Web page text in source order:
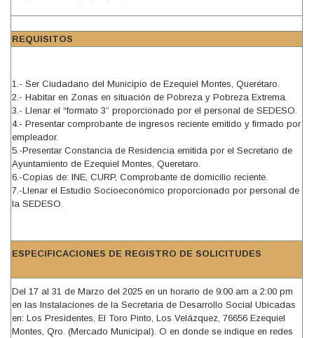
REQUISITOS
1.- Ser Ciudadano del Municipio de Ezequiel Montes, Querétaro.
2.- Habitar en Zonas en situación de Pobreza y Pobreza Extrema.
3.- Llenar el “formato 3” proporcionado por el personal de SEDESO.
4.- Presentar comprobante de ingresos reciente emitido y firmado por
empleador.
5.-Presentar Constancia de Residencia emitida por el Secretario de
Ayuntamiento de Ezequiel Montes, Queretaro.
6.-Copias de: INE, CURP, Comprobante de domicilio reciente.
7.-Llenar el Estudio Socioeconómico proporcionado por personal de
la SEDESO.
ESPECIFICACIONES DE REGISTRO DE SOLICITUDES
Del 17 al 31 de Marzo del 2025 en un horario de 9:00 am a 2:00 pm
en las Instalaciones de la Secretaria de Desarrollo Social Ubicadas
en: Los Presidentes, El Toro Pinto, Los Velázquez, 76656 Ezequiel
Montes, Qro. (Mercado Municipal). O en donde se indique en redes